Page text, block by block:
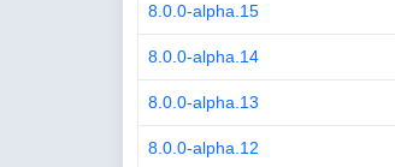
8.0.0-alpha.15
8.0.0-alpha.14
8.0.0-alpha.13
8.0.0-alpha.12